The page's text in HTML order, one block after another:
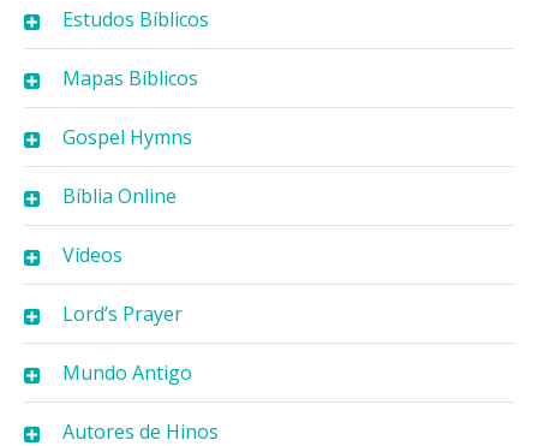
Estudos Bíblicos
Mapas Bíblicos
Gospel Hymns
Bíblia Online
Vídeos
Lord’s Prayer
Mundo Antigo
Autores de Hinos